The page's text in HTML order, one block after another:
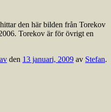
den här bilden från Torekov
Torekov är för övrigt en
den 13 januari, 2009 av Stefan.